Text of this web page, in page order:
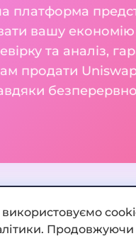
платформа
вашу економію
та аналіз,
продати
Продовжуючи